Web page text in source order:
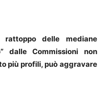
rattoppo delle mediane
dalle Commissioni non
più profili, può aggravare